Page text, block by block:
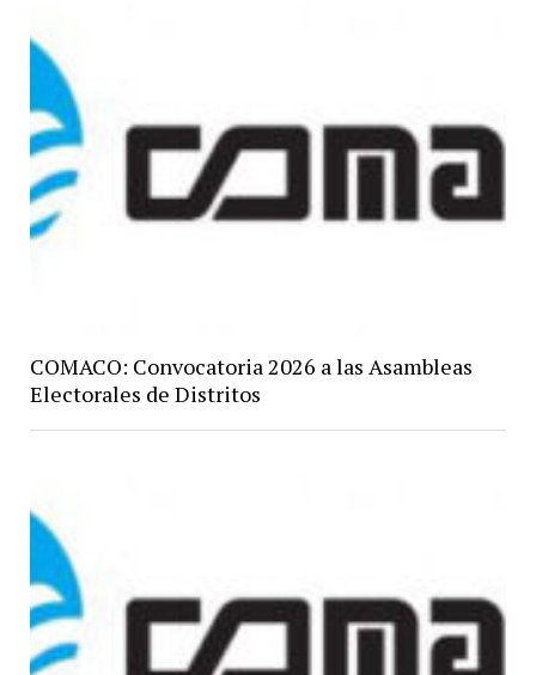
COMACO: Convocatoria 2026 a las Asambleas
Electorales de Distritos